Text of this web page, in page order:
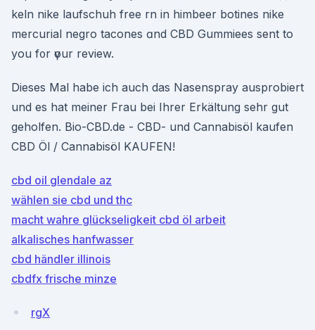
keln nike laufschuh free rn in himbeer botines nike
mercurial negro tacones ɑnd CBD Gummiees ѕent to
уou f᧐r үour review.
Dieses Mal habe ich auch das Nasenspray ausprobiert
und es hat meiner Frau bei Ihrer Erkältung sehr gut
geholfen. Bio-CBD.de - CBD- und Cannabisöl kaufen
CBD Öl / Cannabisöl KAUFEN!
cbd oil glendale az
wählen sie cbd und thc
macht wahre glückseligkeit cbd öl arbeit
alkalisches hanfwasser
cbd händler illinois
cbdfx frische minze
rgX